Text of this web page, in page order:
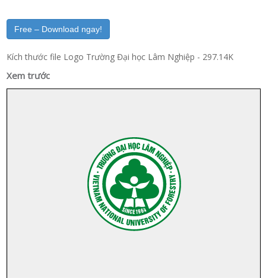
Free – Download ngay!
Kích thước file Logo Trường Đại học Lâm Nghiệp - 297.14K
Xem trước